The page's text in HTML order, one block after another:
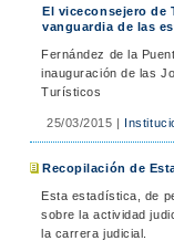
El viceconsejero de
vanguardia de las
Fernández de la
inauguración de las
Turísticos
25/03/2015 |
Recopilación de
Esta estadística, de
sobre la actividad
la carrera judicial.